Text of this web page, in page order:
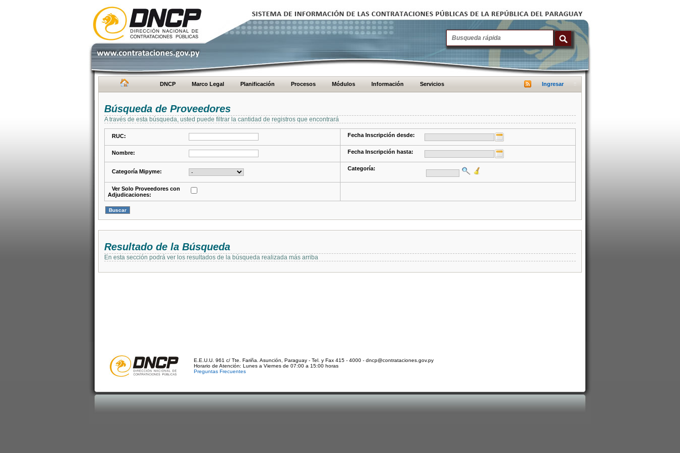
DNCP Marco Legal Planificación Procesos Módulos Información Servicios Ingresar
Búsqueda de Proveedores
A través de esta búsqueda, usted puede filtrar la cantidad de registros que encontrará
RUC: Fecha Inscripción desde:
Nombre: Fecha Inscripción hasta:
Categoría Mipyme: Categoría:
Ver Solo Proveedores con
Adjudicaciones:
Resultado de la Búsqueda
En esta sección podrá ver los resultados de la búsqueda realizada más arriba
E.E.U.U. 961 c/ Tte. Fariña. Asunción, Paraguay - Tel. y Fax 415 - 4000 - dncp@contrataciones.gov.py
Horario de Atención: Lunes a Viernes de 07:00 a 15:00 horas
Preguntas Frecuentes